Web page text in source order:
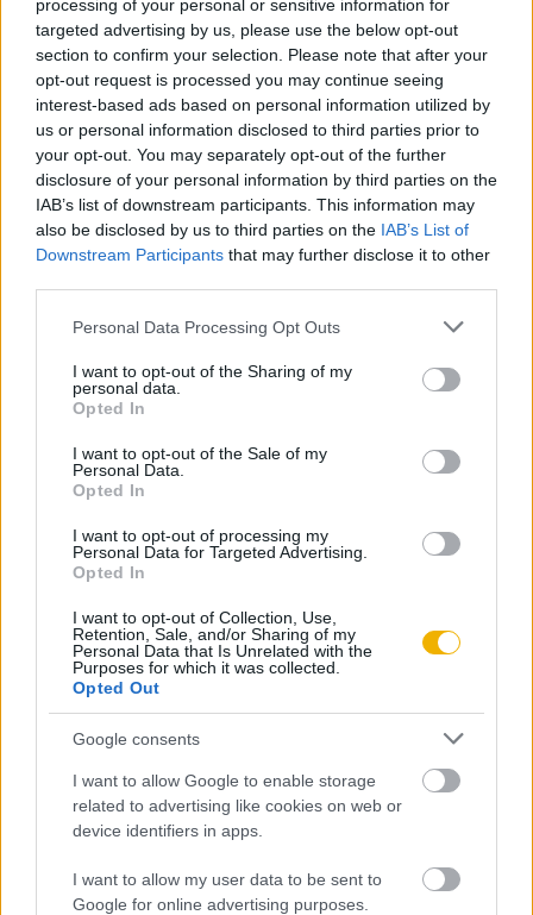
processing of your personal or sensitive information for
targeted advertising by us, please use the below opt-out
section to confirm your selection. Please note that after your
opt-out request is processed you may continue seeing
interest-based ads based on personal information utilized by
us or personal information disclosed to third parties prior to
your opt-out. You may separately opt-out of the further
disclosure of your personal information by third parties on the
IAB’s list of downstream participants. This information may
also be disclosed by us to third parties on the IAB’s List of
Downstream Participants that may further disclose it to other
Please note that this website/app uses one or more Google
not limited to your visit or usage behaviour. You may click to
grant or deny consent to Google and its third-party tags to
use your data for below specified purposes in below Google
consent section.
Personal Data Processing Opt Outs
I want to opt-out of the Sharing of my
personal data.
Opted In
I want to opt-out of the Sale of my
Personal Data.
Opted In
I want to opt-out of processing my
Personal Data for Targeted Advertising.
Opted In
I want to opt-out of Collection, Use,
Retention, Sale, and/or Sharing of my
Personal Data that Is Unrelated with the
Purposes for which it was collected.
Opted Out
Google consents
I want to allow Google to enable storage
related to advertising like cookies on web or
device identifiers in apps.
I want to allow my user data to be sent to
Google for online advertising purposes.
A legújabb Rubicon-lapszámok
Több mint 370 korábbi lapszámunk
tartalma
Rubicon Online rovatok cikkei
Hirdetésmentes olvasó felület
Az első hónap csak 200 Ft-ba kerül. Próbálja
ki!
Már előfizetőnk?
Online-on, kattintson ide:BELÉPÉS.
Ha még nem
rendelkezik felhasználói fiókkal, kattintson ide:
Szerző
Katona Tamás
A szerző cikkei